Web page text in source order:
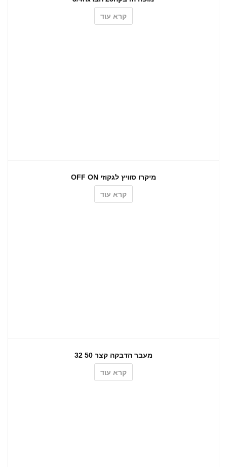
קרא עוד
מיקרו סוויץ לגקוזי OFF ON
קרא עוד
מעבר הדבקה קצר 50 32
קרא עוד